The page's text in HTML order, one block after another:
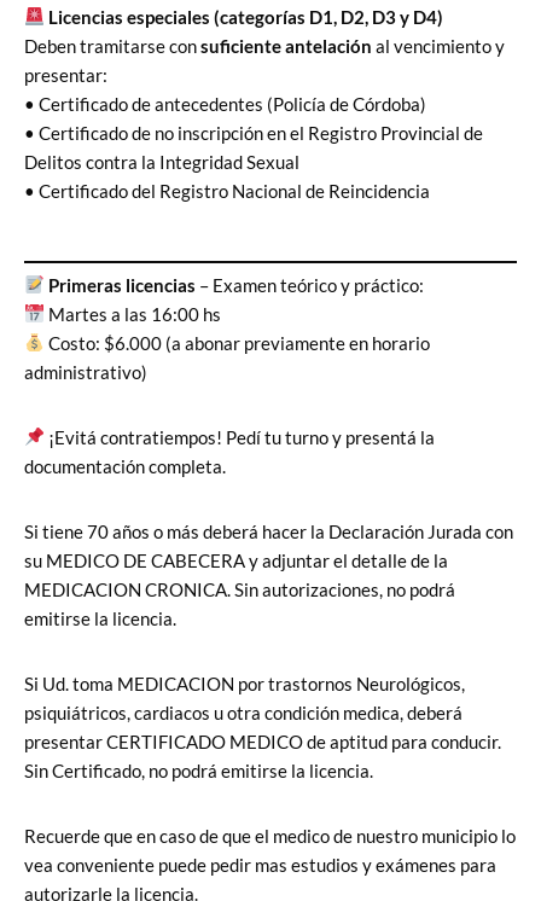
Licencias especiales (categorías D1, D2, D3 y D4)
Deben tramitarse consuficiente antelación al vencimiento y
presentar:
• Certificado de antecedentes (Policía de Córdoba)
• Certificado de no inscripción en el Registro Provincial de
Delitos contra la Integridad Sexual
• Certificado del Registro Nacional de Reincidencia
Primeras licencias – Examen teórico y práctico:
Martes a las 16:00 hs
Costo: $6.000 (a abonar previamente en horario
administrativo)
¡Evitá contratiempos! Pedí tu turno y presentá la
documentación completa.
Si tiene 70 años o más deberá hacer la Declaración Jurada con
su MEDICO DE CABECERA y adjuntar el detalle de la
MEDICACION CRONICA. Sin autorizaciones, no podrá
emitirse la licencia.
Si Ud. toma MEDICACION por trastornos Neurológicos,
psiquiátricos, cardiacos u otra condición medica, deberá
presentar CERTIFICADO MEDICO de aptitud para conducir.
Sin Certificado, no podrá emitirse la licencia.
Recuerde que en caso de que el medico de nuestro municipio lo
vea conveniente puede pedir mas estudios y exámenes para
autorizarle la licencia.